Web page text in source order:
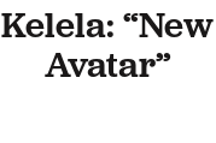
Kelela: “New
Avatar”